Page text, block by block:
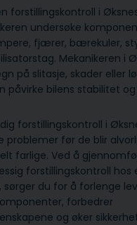
forstillingskontroll i
undersøke
fjærer, bærekuler,
Mekanikeren i
på slitasje, skader eller
påvirke bilens stabilitet
forstillingskontroll i
problemer før de blir
farlige. Ved å
forstillingskontroll hos
sørger du for å forlenge
forbedrer
og øker